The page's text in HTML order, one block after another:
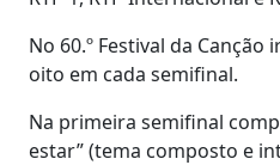
No 60.º Festival da
oito em cada semifinal.
Na primeira semifinal
estar” (tema composto e